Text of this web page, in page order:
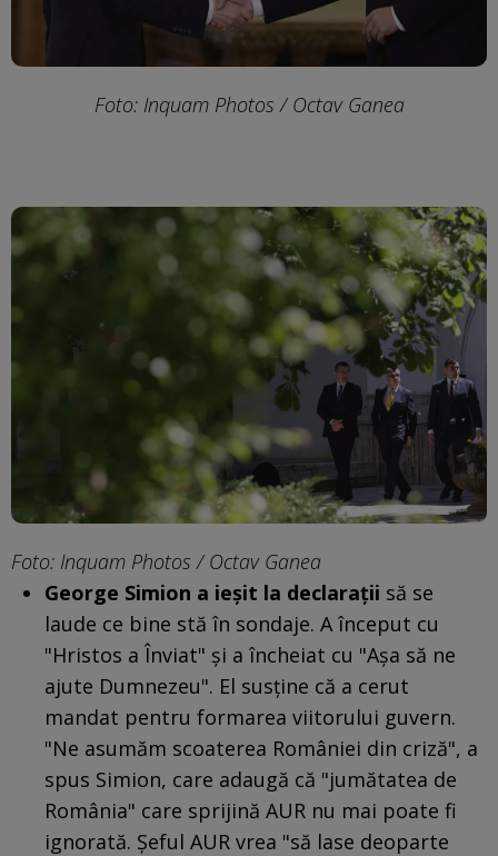
Foto: Inquam Photos / Octav Ganea
Foto: Inquam Photos / Octav Ganea
George Simion a ieşit la declaraţii să se
laude ce bine stă în sondaje. A început cu
"Hristos a Înviat" şi a încheiat cu "Aşa să ne
ajute Dumnezeu". El susţine că a cerut
mandat pentru formarea viitorului guvern.
"Ne asumăm scoaterea României din criză", a
spus Simion, care adaugă că "jumătatea de
România" care sprijină AUR nu mai poate fi
ignorată. Şeful AUR vrea "să lase deoparte